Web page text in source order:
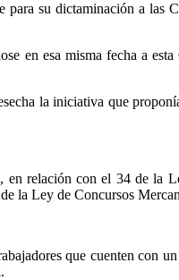
su dictaminación a las
en esa misma fecha a
la iniciativa que
relación con el 34 de la
la Ley de Concursos
que cuenten con